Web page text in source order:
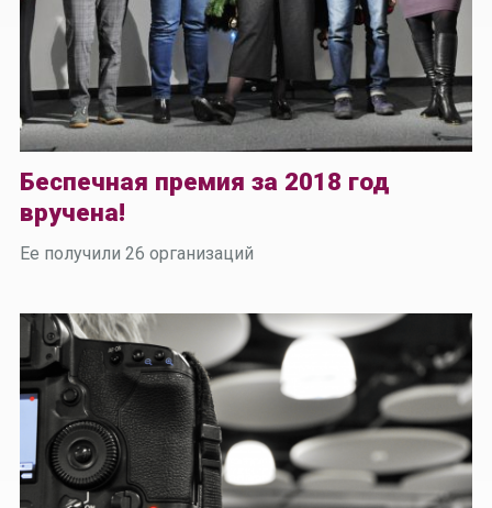
Беспечная премия за 2018 год
вручена!
Ее получили 26 организаций